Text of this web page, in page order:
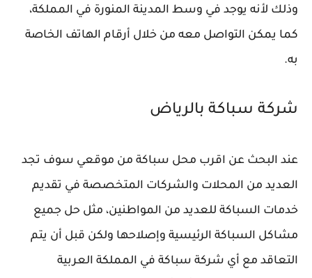
وذلك لأنه يوجد في وسط المدينة المنورة في المملكة،
كما يمكن التواصل معه من خلال أرقام الهاتف الخاصة
به.
شركة سباكة بالرياض
عند البحث عن اقرب محل سباكة من موقعي سوف تجد
العديد من المحلات والشركات المتخصصة في تقديم
خدمات السباكة للعديد من المواطنين، مثل حل جميع
مشاكل السباكة الرئيسية وإصلاحها ولكن قبل أن يتم
التعاقد مع أي شركة سباكة في المملكة العربية